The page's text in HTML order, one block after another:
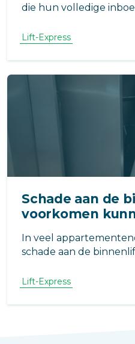
die hun volledige
ene bank die nét niet
Lift-Express
Schade aan de
voorkomen
In veel
schade aan de
deuken en dure
voorkomen.
Lift-Express